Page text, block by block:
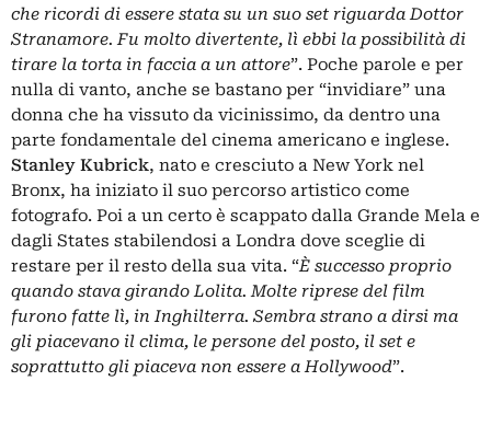
che ricordi di essere stata su un suo set riguarda Dottor
Stranamore. Fu molto divertente, lì ebbi la possibilità di
tirare la torta in faccia a un attore”. Poche parole e per
nulla di vanto, anche se bastano per “invidiare” una
donna che ha vissuto da vicinissimo, da dentro una
parte fondamentale del cinema americano e inglese.
Stanley Kubrick, nato e cresciuto a New York nel
Bronx, ha iniziato il suo percorso artistico come
fotografo. Poi a un certo è scappato dalla Grande Mela e
dagli States stabilendosi a Londra dove sceglie di
restare per il resto della sua vita. “È successo proprio
quando stava girando Lolita. Molte riprese del film
furono fatte lì, in Inghilterra. Sembra strano a dirsi ma
gli piacevano il clima, le persone del posto, il set e
soprattutto gli piaceva non essere a Hollywood”.